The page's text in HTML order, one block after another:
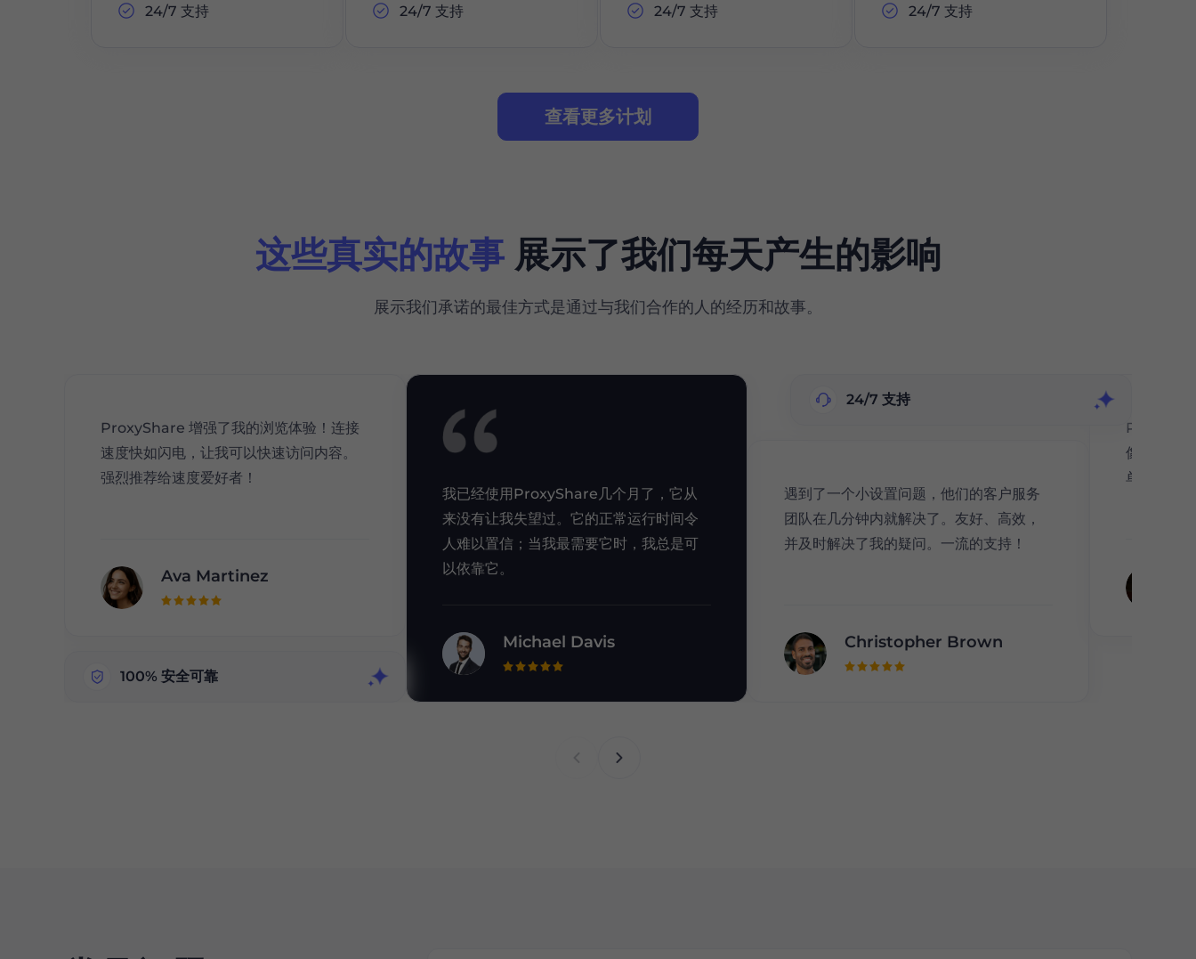
24/7 支持 24/7 支持 24/7 支持 24/7 支持
查看更多计划
这些真实的故事展示了我们每天产生的影响
展示我们承诺的最佳方式是通过与我们合作的人的经历和故事。
ProxyShare 增强了我的浏览体验！连接
速度快如闪电，让我可以快速访问内容。
强烈推荐给速度爱好者！
Ava Martinez
我已经使用ProxyShare几个月了，它从
来没有让我失望过。它的正常运行时间令
人难以置信；当我最需要它时，我总是可
以依靠它。
Michael Davis
遇到了一个小设置问题，他们的客户服务
团队在几分钟内就解决了。友好、高效，
并及时解决了我的疑问。一流的支持！
Christopher Brown
像我这样
单。在平
100% 安全可靠
24/7 支持